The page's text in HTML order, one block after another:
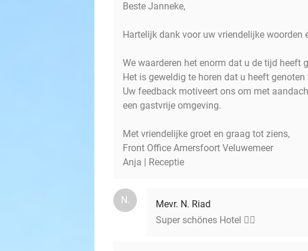
Beste Janneke,
Hartelijk dank voor uw vriendelijke woorden
We waarderen het enorm dat u de tijd heeft
Het is geweldig te horen dat u heeft
Uw feedback motiveert ons om met
een gastvrije omgeving.
Met vriendelijke groet en graag tot ziens,
Front Office Amersfoort Veluwemeer
Anja | Receptie
N.
Mevr. N. Riad
Super schönes Hotel 👍🏼